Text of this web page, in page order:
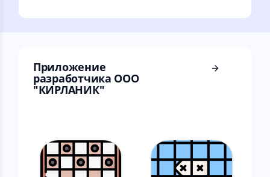
Приложение
разработчика ООО
"КИРЛАНИК"